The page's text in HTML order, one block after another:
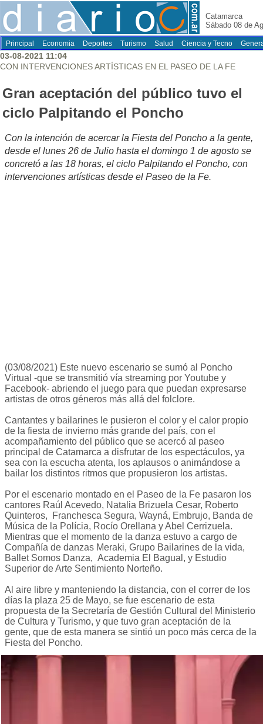
Catamarca
Sábado 08 de
Principal Economia Deportes Turismo Salud Ciencia y Tecno
03-08-2021 11:04
CON INTERVENCIONES ARTÍSTICAS EN EL PASEO DE LA FE
Gran aceptación del público tuvo el
ciclo Palpitando el Poncho
Con la intención de acercar la Fiesta del Poncho a la gente,
desde el lunes 26 de Julio hasta el domingo 1 de agosto se
concretó a las 18 horas, el ciclo Palpitando el Poncho, con
intervenciones artísticas desde el Paseo de la Fe.
(03/08/2021) Este nuevo escenario se sumó al Poncho
Virtual -que se transmitió vía streaming por Youtube y
Facebook- abriendo el juego para que puedan expresarse
artistas de otros géneros más allá del folclore.
Cantantes y bailarines le pusieron el color y el calor propio
de la fiesta de invierno más grande del país, con el
acompañamiento del público que se acercó al paseo
principal de Catamarca a disfrutar de los espectáculos, ya
sea con la escucha atenta, los aplausos o animándose a
bailar los distintos ritmos que propusieron los artistas.
Por el escenario montado en el Paseo de la Fe pasaron los
cantores Raúl Acevedo, Natalia Brizuela Cesar, Roberto
Quinteros, Franchesca Segura, Wayná, Embrujo, Banda de
Música de la Polícia, Rocío Orellana y Abel Cerrizuela.
Mientras que el momento de la danza estuvo a cargo de
Compañía de danzas Meraki, Grupo Bailarines de la vida,
Ballet Somos Danza, Academia El Bagual, y Estudio
Superior de Arte Sentimiento Norteño.
Al aire libre y manteniendo la distancia, con el correr de los
días la plaza 25 de Mayo, se fue escenario de esta
propuesta de la Secretaría de Gestión Cultural del Ministerio
de Cultura y Turismo, y que tuvo gran aceptación de la
gente, que de esta manera se sintió un poco más cerca de la
Fiesta del Poncho.